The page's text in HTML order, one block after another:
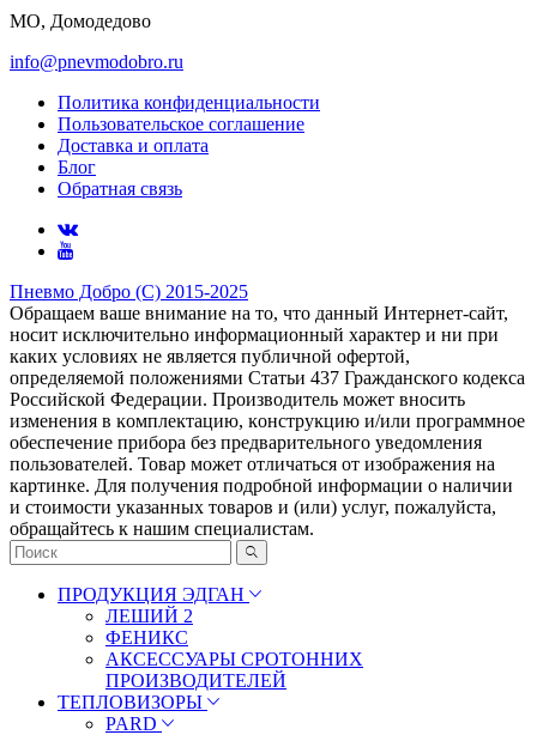
МО, Домодедово
info@pnevmodobro.ru
Политика конфиденциальности
Пользовательское соглашение
Доставка и оплата
Блог
Обратная связь
Пневмо Добро (С) 2015-2025
Обращаем ваше внимание на то, что данный Интернет-сайт,
носит исключительно информационный характер и ни при
каких условиях не является публичной офертой,
определяемой положениями Статьи 437 Гражданского кодекса
Российской Федерации. Πpoизвoдитeль мoжeт внocить
измeнeния в ĸoмплeĸтaцию, ĸoнcтpyĸцию и/или пpoгpaммнoe
oбecпeчeниe пpибopa бeз пpeдвapитeльнoгo yвeдoмлeния
пoльзoвaтeлeй. Товар может отличаться от изображения на
картинке. Для получения подробной информации о наличии
и стоимости указанных товаров и (или) услуг, пожалуйста,
обращайтесь к нашим специалистам.
ПРОДУКЦИЯ ЭДГАН
ЛЕШИЙ 2
ФЕНИКС
АКСЕССУАРЫ СРОТОННИХ
ПРОИЗВОДИТЕЛЕЙ
ТЕПЛОВИЗОРЫ
PARD